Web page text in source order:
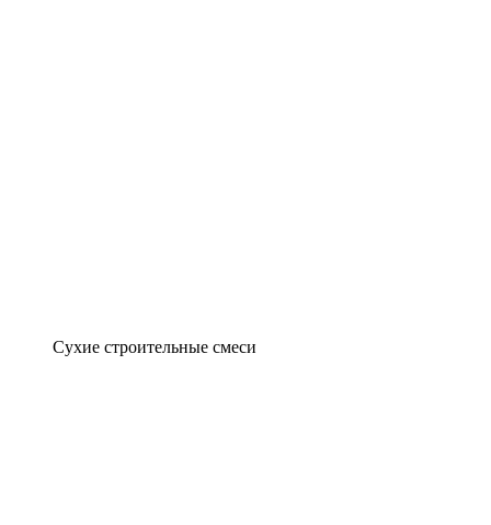
Сухие строительные смеси